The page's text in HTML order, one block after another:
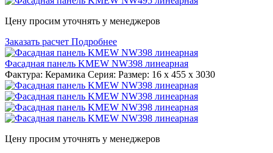
Цену просим уточнять у менеджеров
Заказать расчет Подробнее
Фасадная панель KMEW NW398 линеарная
Фактура: Керамика Серия: Размер: 16 x 455 x 3030
Цену просим уточнять у менеджеров